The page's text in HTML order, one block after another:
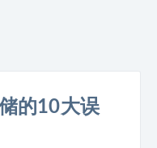
的10大误